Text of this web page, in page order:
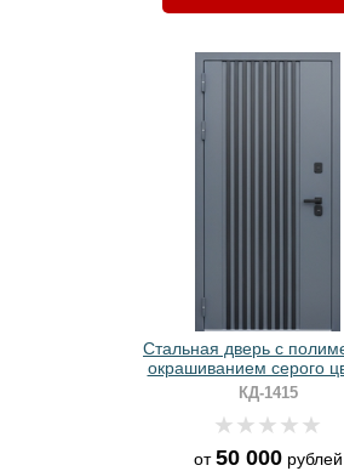
Стальная дверь с
окрашиванием серого
вертикальными черными
КД-1415
от50 000рублей